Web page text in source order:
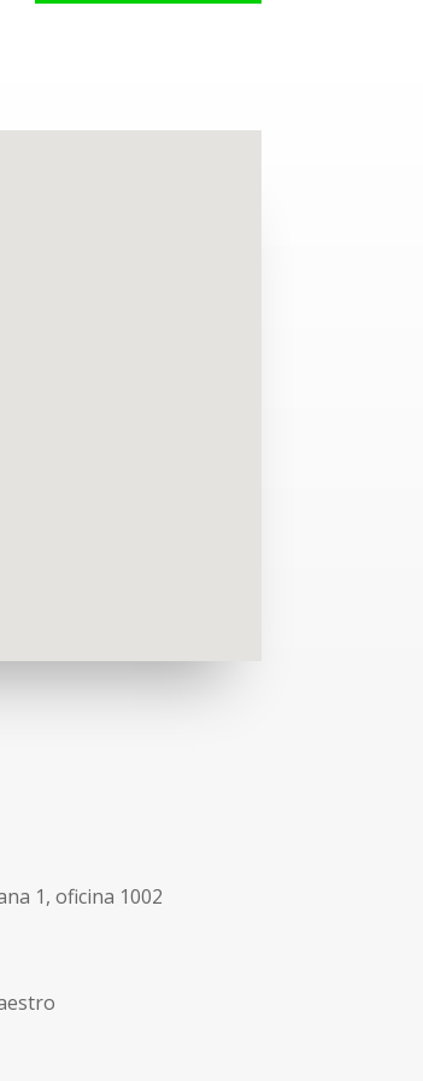
1, oficina 1002